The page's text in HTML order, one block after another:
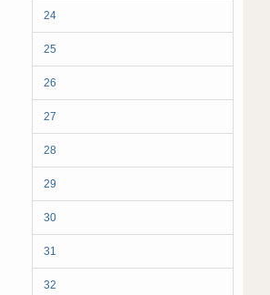
24
25
26
27
28
29
30
31
32